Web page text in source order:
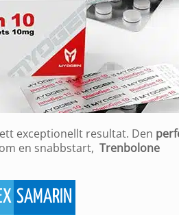
exceptionellt resultat. Den
en snabbstart, Trenbolone
SAMARIN